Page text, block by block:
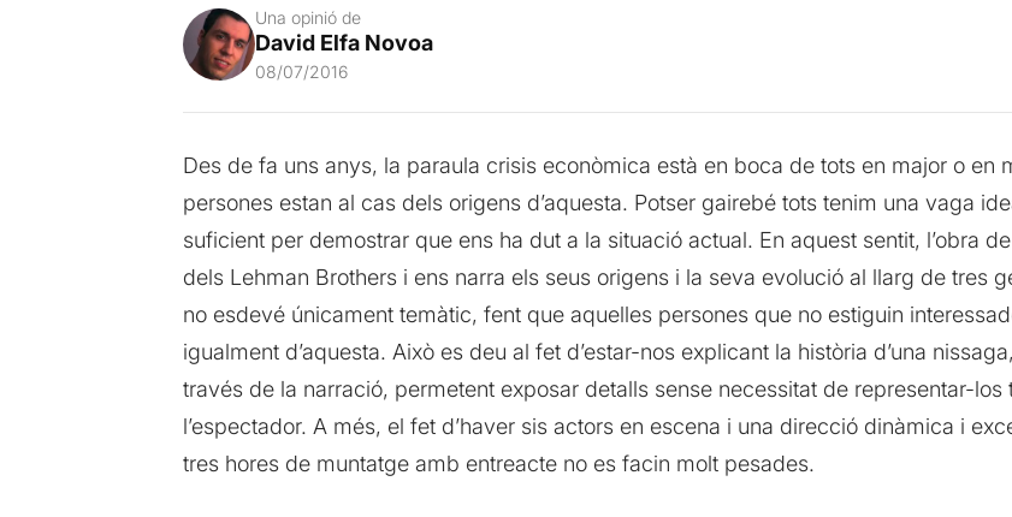
Una opinió de
David Elfa Novoa
08/07/2016
Des de fa uns anys, la paraula crisis econòmica està en boca de tots en major o en
persones estan al cas dels origens d’aquesta. Potser gairebé tots tenim una vaga
suficient per demostrar que ens ha dut a la situació actual. En aquest sentit, l’obra de
dels Lehman Brothers i ens narra els seus origens i la seva evolució al llarg de tres
no esdevé únicament temàtic, fent que aquelles persones que no estiguin
igualment d’aquesta. Això es deu al fet d’estar-nos explicant la història d’una
través de la narració, permetent exposar detalls sense necessitat de representar-
l’espectador. A més, el fet d’haver sis actors en escena i una direcció dinàmica i
tres hores de muntatge amb entreacte no es facin molt pesades.